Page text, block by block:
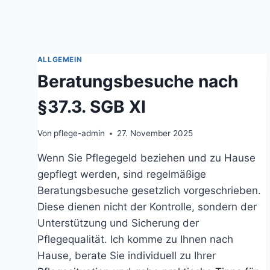
ALLGEMEIN
Beratungsbesuche nach
§37.3. SGB XI
Von pflege-admin 27. November 2025
Wenn Sie Pflegegeld beziehen und zu Hause
gepflegt werden, sind regelmäßige
Beratungsbesuche gesetzlich vorgeschrieben.
Diese dienen nicht der Kontrolle, sondern der
Unterstützung und Sicherung der
Pflegequalität. Ich komme zu Ihnen nach
Hause, berate Sie individuell zu Ihrer